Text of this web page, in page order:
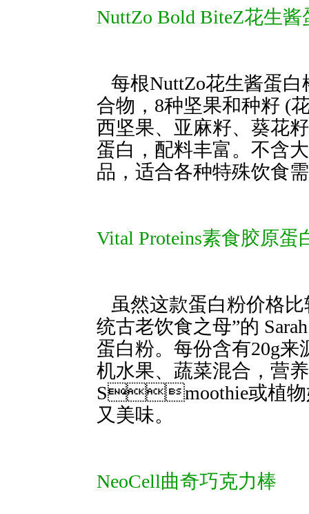
NuttZo Bold BiteZ花生酱
每根NuttZo花生酱蛋白
合物，8种坚果和种籽 (
西坚果、亚麻籽、葵
蛋白，配料丰富。不含
品，适合各种特殊饮食
Vital Proteins素食胶原蛋
虽然这款蛋白粉价格
统古老饮食之母”的 Sarah
蛋白粉。每份含有20g来
机水果、蔬菜混合，营
Smoothie或植物
又美味。
NeoCell曲奇巧克力棒